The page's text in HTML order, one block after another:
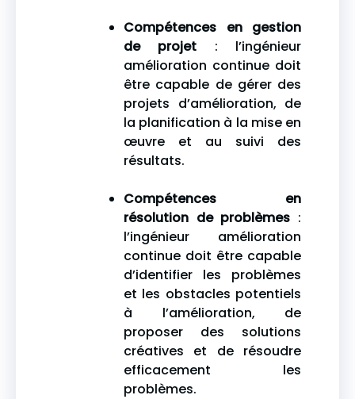
Compétences en gestion
de projet : l’ingénieur
amélioration continue doit
être capable de gérer des
projets d’amélioration, de
la planification à la mise en
œuvre et au suivi des
résultats.
Compétences en
résolution de problèmes :
l’ingénieur amélioration
continue doit être capable
d’identifier les problèmes
et les obstacles potentiels
à l’amélioration, de
proposer des solutions
créatives et de résoudre
efficacement les
problèmes.